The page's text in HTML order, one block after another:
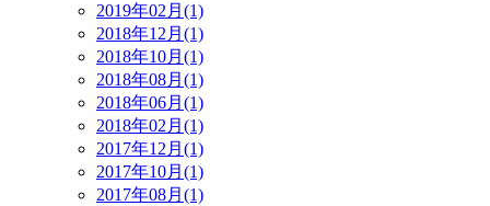
2019年02月(1)
2018年12月(1)
2018年10月(1)
2018年08月(1)
2018年06月(1)
2018年02月(1)
2017年12月(1)
2017年10月(1)
2017年08月(1)